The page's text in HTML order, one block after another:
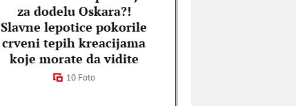
za dodelu Oskara?!
Slavne lepotice pokorile
crveni tepih kreacijama
koje morate da vidite
10 Foto